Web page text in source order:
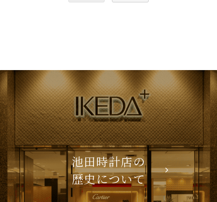
池田時計店の
歴史について